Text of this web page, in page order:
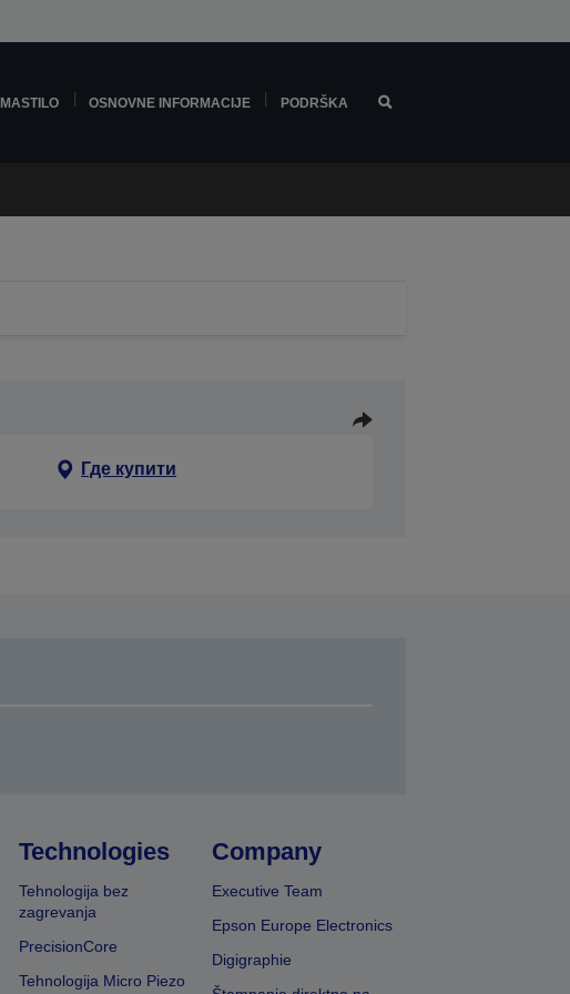
MASTILO OSNOVNE INFORMACIJE PODRŠKA
Где купити
Technologies
Tehnologija bez
zagrevanja
PrecisionCore
Tehnologija Micro Piezo
Company
Executive Team
Epson Europe Electronics
Digigraphie